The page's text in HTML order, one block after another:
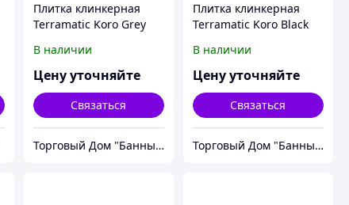
Плитка клинкерная
Terramatic Koro Grey
серая, короед
В наличии
Цену уточняйте
Связаться
Торговый Дом "Банный мир"
Плитка клинкерная
Terramatic Koro Black
черная, короед
В наличии
Цену уточняйте
Связаться
Торговый Дом "Банный мир"